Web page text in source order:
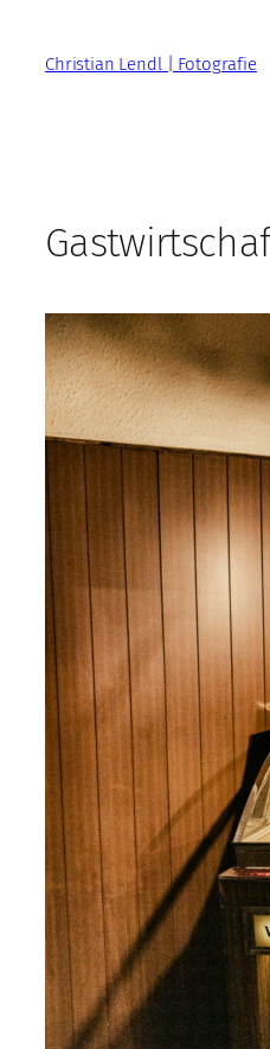
springenChristian Lendl | Fotografie